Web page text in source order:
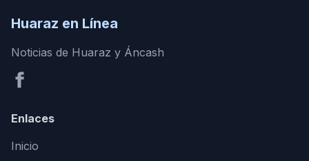
Huaraz en Línea
Noticias de Huaraz y Áncash
Enlaces
Inicio